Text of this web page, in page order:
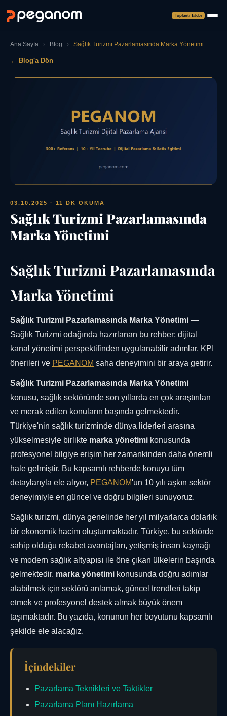
Toplantı Talebi
Ana Sayfa › Blog › Sağlık Turizmi Pazarlamasında Marka Yönetimi
← Blog'a Dön
03.10.2025 · 11 DK OKUMA
Sağlık Turizmi Pazarlamasında
Marka Yönetimi
Sağlık Turizmi Pazarlamasında
Marka Yönetimi
Sağlık Turizmi Pazarlamasında Marka Yönetimi —
Sağlık Turizmi odağında hazırlanan bu rehber; dijital
kanal yönetimi perspektifinden uygulanabilir adımlar, KPI
önerileri ve PEGANOM saha deneyimini bir araya getirir.
Sağlık Turizmi Pazarlamasında Marka Yönetimi
konusu, sağlık sektöründe son yıllarda en çok araştırılan
ve merak edilen konuların başında gelmektedir.
Türkiye'nin sağlık turizminde dünya liderleri arasına
yükselmesiyle birlikte marka yönetimi konusunda
profesyonel bilgiye erişim her zamankinden daha önemli
hale gelmiştir. Bu kapsamlı rehberde konuyu tüm
detaylarıyla ele alıyor, PEGANOM'un 10 yılı aşkın sektör
deneyimiyle en güncel ve doğru bilgileri sunuyoruz.
Sağlık turizmi, dünya genelinde her yıl milyarlarca dolarlık
bir ekonomik hacim oluşturmaktadır. Türkiye, bu sektörde
sahip olduğu rekabet avantajları, yetişmiş insan kaynağı
ve modern sağlık altyapısı ile öne çıkan ülkelerin başında
gelmektedir. marka yönetimi konusunda doğru adımlar
atabilmek için sektörü anlamak, güncel trendleri takip
etmek ve profesyonel destek almak büyük önem
taşımaktadır. Bu yazıda, konunun her boyutunu kapsamlı
şekilde ele alacağız.
İçindekiler
Pazarlama Teknikleri ve Taktikler
Pazarlama Planı Hazırlama